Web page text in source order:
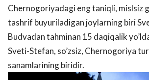
Chernogoriyadagi eng taniqli, mislsiz
tashrif buyuriladigan joylarning biri
Budvadan tahminan 15 daqiqalik
Sveti-Stefan, so’zsiz, Chernogoriya
sanamlarining biridir.